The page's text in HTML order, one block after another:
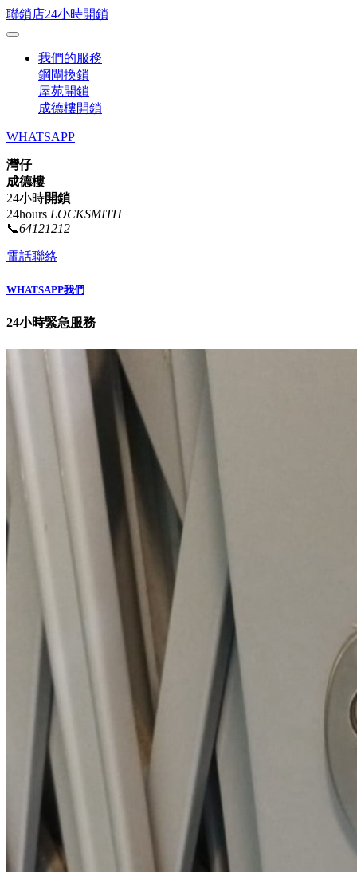
聯鎖店24小時開鎖
我們的服務
鋼閘換鎖
屋苑開鎖
成德樓開鎖
WHATSAPP
灣仔
成德樓
24小時開鎖
24hours LOCKSMITH
📞64121212
電話聯絡
WHATSAPP我們
24小時緊急服務